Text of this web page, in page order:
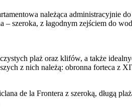
należąca administracyjnie
szeroka, z łagodnym zejściem do
plaż oraz klifów, a także
z nich należą: obronna forteca
de la Frontera z szeroką, długą